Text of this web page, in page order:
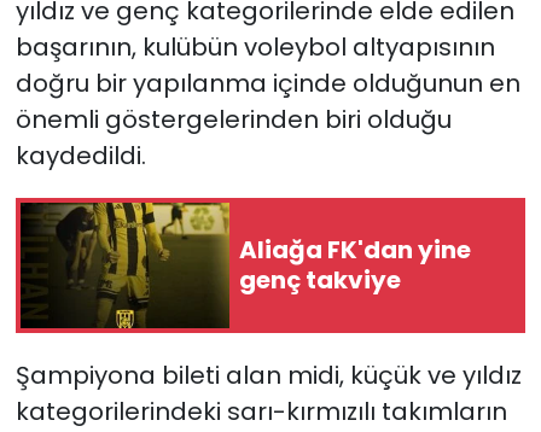
yıldız ve genç kategorilerinde elde edilen
başarının, kulübün voleybol altyapısının
doğru bir yapılanma içinde olduğunun en
önemli göstergelerinden biri olduğu
kaydedildi.
Aliağa FK'dan yine
genç takviye
Şampiyona bileti alan midi, küçük ve yıldız
kategorilerindeki sarı-kırmızılı takımların
Yaşam
YEREL POLİTİKA
YEREL YÖNETİMLER
Yurt